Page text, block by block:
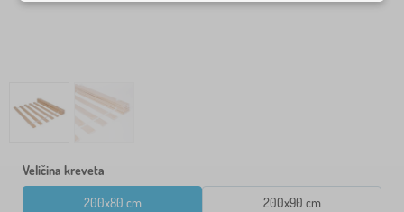
Veličina kreveta
200x80 cm 200x90 cm